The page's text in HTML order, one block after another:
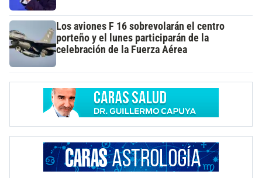
Los aviones F 16 sobrevolarán el centro
porteño y el lunes participarán de la
celebración de la Fuerza Aérea